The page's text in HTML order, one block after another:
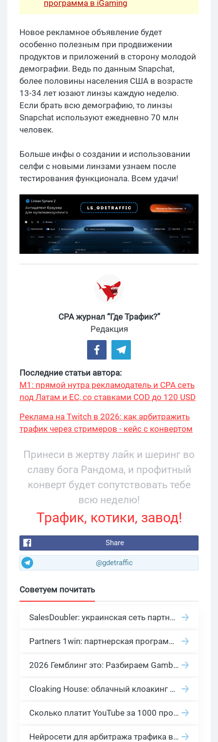
программа в iGaming
Новое рекламное объявление будет
особенно полезным при продвижении
продуктов и приложений в сторону молодой
демографии. Ведь по данным Snapchat,
более половины населения США в возрасте
13-34 лет юзают линзы каждую неделю.
Если брать всю демографию, то линзы
Snapchat используют ежедневно 70 млн
человек.
Больше инфы о создании и использовании
селфи с новыми линзами узнаем после
тестирования функционала. Всем удачи!
CPA журнал “Где Трафик?”
Редакция
Последние статьи автора:
М1: прямой нутра рекламодатель и CPA сеть
под Латам и ЕС, со ставками COD до 120 USD
Реклама на Twitch в 2026: как арбитражить
трафик через стримеров - кейс с конвертом
Принеси в жертву лайк и шеринг во
славу бога Рандома, и профитный
конверт будет сопутствовать тебе
всю неделю!
Трафик, котики, завод!
Share
@gdetraffic
Советуем почитать
SalesDoubler: украинская сеть партнерских программ с оплатой за действие
Partners 1win: партнерская программа казино в нише гемблинг арбитраж
2026 Гемблинг это: Разбираем Gambling вертикаль, и все что связано с гемблинг и беттинг офферами
Cloaking House: облачный клоакинг для фильтрации ботов FB и Google Ads — гайд PHP-интеграции 2026
Сколько платит YouTube за 1000 просмотров в 2026: реальные цифры от 0.5 до 36 USD по ГЕО
Нейросети для арбитража трафика в 2026: инструменты, кейсы и AI-медиабайеры